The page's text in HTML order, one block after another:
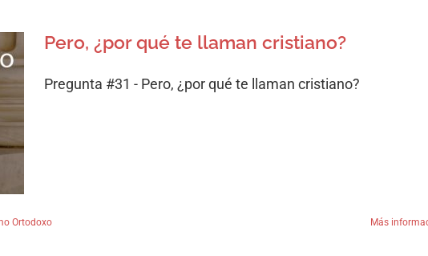
Pero, ¿por qué te llaman cristiano?
Pregunta #31 - Pero, ¿por qué te llaman cristiano?
Ortodoxo Más